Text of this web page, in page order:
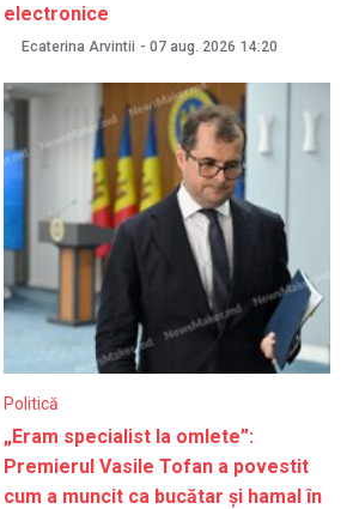
electronice
Ecaterina Arvintii - 07 aug. 2026 14:20
Politică
„Eram specialist la omlete”:
Premierul Vasile Tofan a povestit
cum a muncit ca bucătar și hamal în